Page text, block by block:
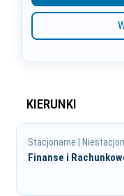
KIERUNKI
Stacjonarne |
Finanse i